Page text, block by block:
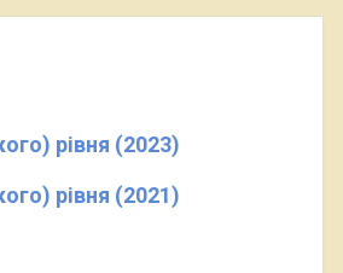
рівня (2023)
рівня (2021)